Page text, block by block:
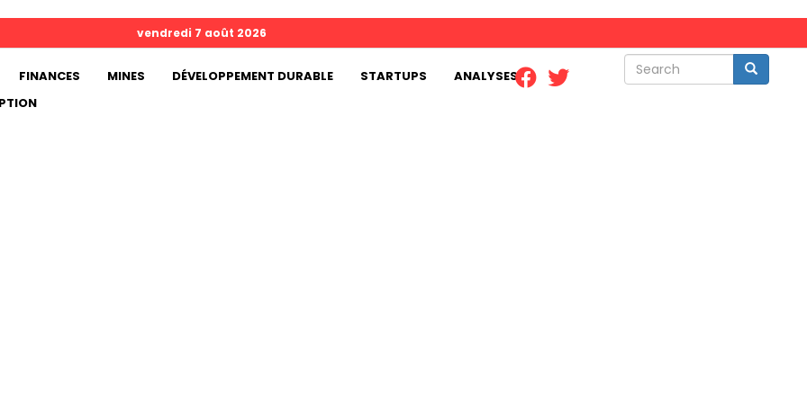
Search Search
vendredi 7 août 2026
FINANCES MINES DÉVELOPPEMENT DURABLE STARTUPS
ANALYSES